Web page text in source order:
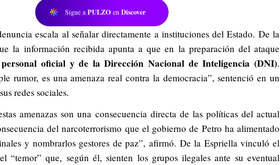
Sigue a PULZO en Discover
escala al señalar directamente a instituciones del Estado. De la
la información recibida apunta a que en la preparación del ataque
personal oficial y de la Dirección Nacional de Inteligencia (DNI).
rumor, es una amenaza real contra la democracia”, sentenció en un
redes sociales.
amenazas son una consecuencia directa de las políticas del actual
del narcoterrorismo que el gobierno de Petro ha alimentado
y nombrarlos gestores de paz”, afirmó. De la Espriella vinculó el
“temor” que, según él, sienten los grupos ilegales ante su eventual